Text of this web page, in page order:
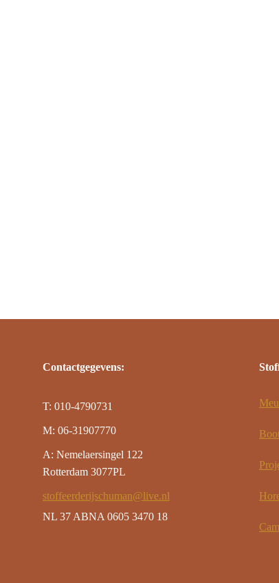
Contactgegevens:
T: 010-4790731
M: 06-31907770
A: Nemelaersingel 122
Rotterdam 3077PL
stoffeerderijschuman@live.nl
NL 37 ABNA 0605 3470 18